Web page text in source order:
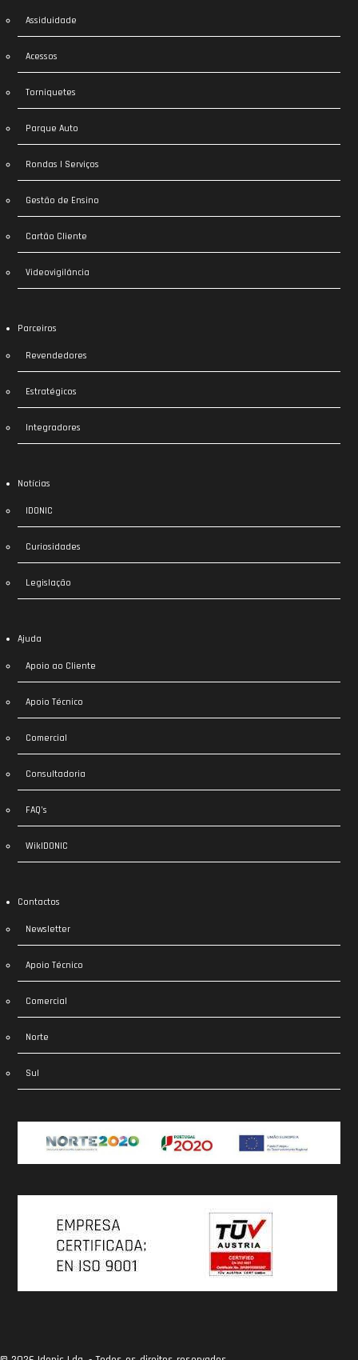
Assiduidade
Acessos
Torniquetes
Parque Auto
Rondas | Serviços
Gestão de Ensino
Cartão Cliente
Videovigilância
Parceiros
Revendedores
Estratégicos
Integradores
Notícias
IDONIC
Curiosidades
Legislação
Ajuda
Apoio ao Cliente
Apoio Técnico
Comercial
Consultadoria
FAQ’s
WikIDONIC
Contactos
Newsletter
Apoio Técnico
Comercial
Norte
Sul